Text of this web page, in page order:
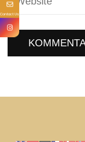
Contact Us